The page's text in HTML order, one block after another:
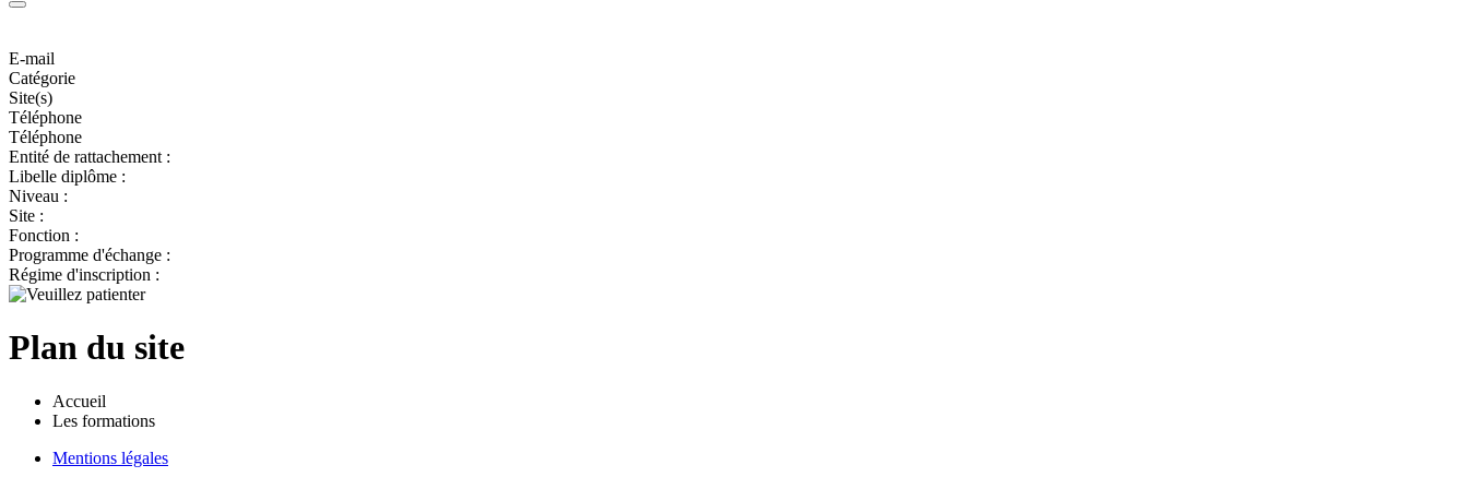
E-mail
Catégorie
Site(s)
Téléphone
Téléphone
Entité de rattachement :
Libelle diplôme :
Niveau :
Site :
Fonction :
Programme d'échange :
Régime d'inscription :
Plan du site
Accueil
Les formations
Mentions légales